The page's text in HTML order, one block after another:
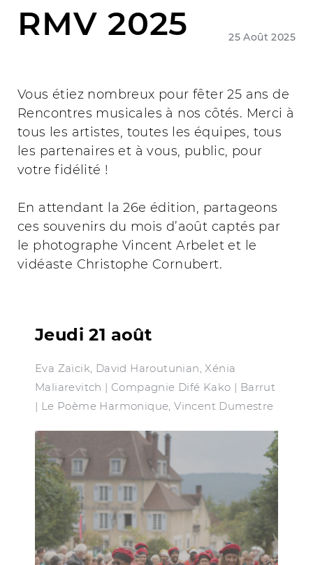
RMV 2025
25 Août 2025
Vous étiez nombreux pour fêter 25 ans de
Rencontres musicales à nos côtés. Merci à
tous les artistes, toutes les équipes, tous
les partenaires et à vous, public, pour
votre fidélité !
En attendant la 26e édition, partageons
ces souvenirs du mois d’août captés par
le photographe Vincent Arbelet et le
vidéaste Christophe Cornubert.
Jeudi 21 août
Eva Zaïcik, David Haroutunian, Xénia
Maliarevitch | Compagnie Difé Kako | Barrut
| Le Poème Harmonique, Vincent Dumestre